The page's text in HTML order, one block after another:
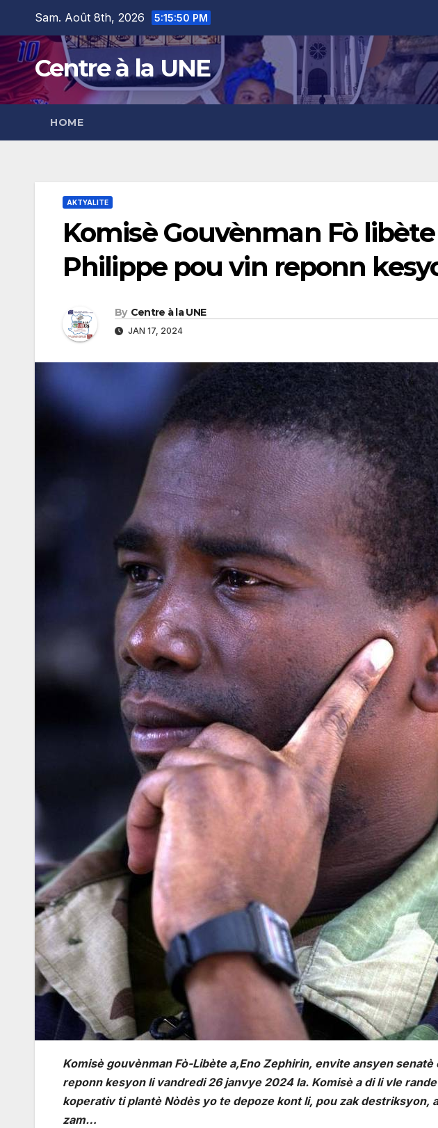
content
content
Sam. Août 8th, 2026 5:15:51 PM
Centre à la UNE
HOME
AKTYALITE
Komisè Gouvènman Fò
Philippe pou vin reponn
By Centre à la UNE
JAN 17, 2024
Komisè gouvènman Fò-Libète a,Eno Zephirin, envite ansyen senatè
reponn kesyon li vandredi 26 janvye 2024 la. Komisè a di li vle
koperativ ti plantè Nòdès yo te depoze kont li, pou zak destriksyon,
zam…